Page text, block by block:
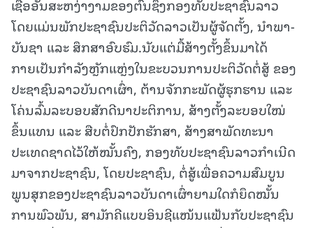
ເຊື້ອອັນສະຫງ່າງາມຂອງຕົນຊຶ່ງກອງທັບປະຊາຊົນລາວ
ໂດຍແມ່ນພັກປະຊາຊົນປະຕິວັດລາວເປັນຜູ້ຈັດຕັ້ງ, ນຳພາ-
ບັນຊາ ແລະ ສຶກສາອົບຮົມ.ນັບແຕ່ມື້ສ້າງຕັ້ງຂຶ້ນມາໄດ້
ກາຍເປັນກຳລັງຫຼັກແຫຼ່ງໃນຂະບວນການປະຕິວັດຕໍ່ສູ້ ຂອງ
ປະຊາຊົນລາວບັນດາເຜົ່າ, ຕ້ານຈັກກະພັດຜູ້ຮຸກຮານ ແລະ
ໂຄ່ນລົ້ມລະບອບສັກດີນາປະຕິການ, ສ້າງຕັ້ງລະບອບໃໝ່
ຂຶ້ນແທນ ແລະ ສືບຕໍ່ປົກປັກຮັກສາ, ສ້າງສາພັດທະນາ
ປະເທດຊາດໄວ້ໃຫ້ໝັ້ນຄົງ, ກອງທັບປະຊາຊົນລາວກຳເນີດ
ມາຈາກປະຊາຊົນ, ໂດຍປະຊາຊົນ, ຕໍ່ສູ້ເພື່ອຄວາມສົມບູນ
ພູນສຸກຂອງປະຊາຊົນລາວບັນດາເຜົ່າຍາມໃດກໍຍຶດໝັ້ນ
ການພົວພັນ, ສາມັກຄີແບບອິນຊີແໜ້ນແຟ້ນກັບປະຊາຊົນ